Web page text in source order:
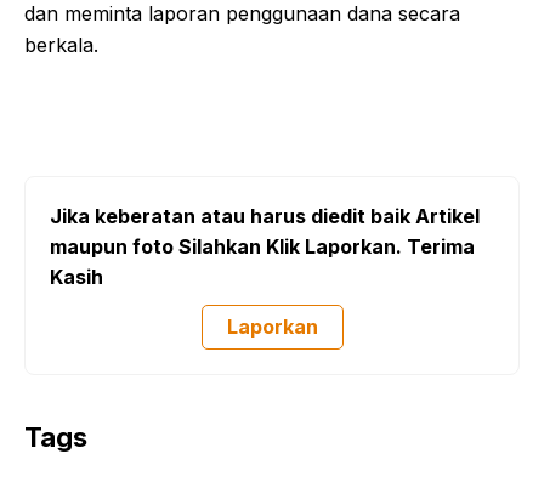
dan meminta laporan penggunaan dana secara
berkala.
Jika keberatan atau harus diedit baik Artikel
maupun foto Silahkan Klik Laporkan. Terima
Kasih
Laporkan
Tags